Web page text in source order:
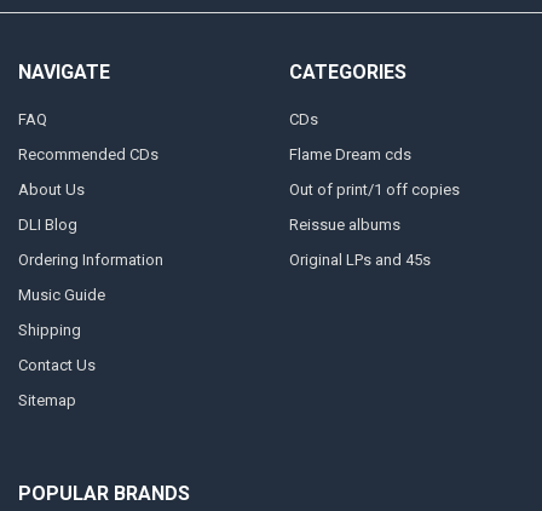
NAVIGATE
FAQ
Recommended CDs
About Us
DLI Blog
Ordering Information
Music Guide
Shipping
Contact Us
Sitemap
CATEGORIES
CDs
Flame Dream cds
Out of print/1 off copies
Reissue albums
Original LPs and 45s
POPULAR BRANDS